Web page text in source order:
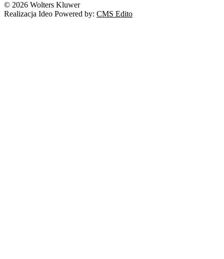
© 2026 Wolters Kluwer
Realizacja Ideo Powered by: CMS Edito